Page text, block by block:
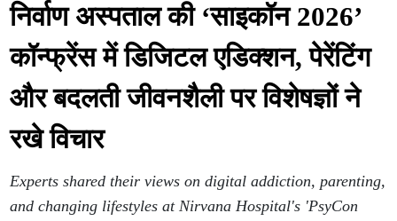
निर्वाण अस्पताल की ‘साइकॉन 2026’
कॉन्फ्रेंस में डिजिटल एडिक्शन, पेरेंटिंग
और बदलती जीवनशैली पर विशेषज्ञों ने
रखे विचार
Experts shared their views on digital addiction, parenting,
and changing lifestyles at Nirvana Hospital's 'PsyCon